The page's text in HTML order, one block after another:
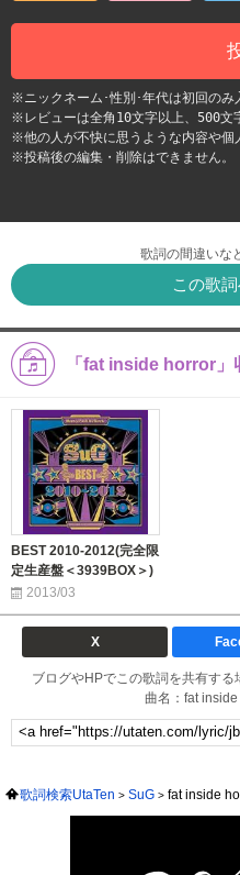
※ニックネーム･性別･年代は初回のみ
※レビューは全角10文字以上、500文
※他の人が不快に思うような内容や個
※投稿後の編集・削除はできません。
歌詞の間違いな
この歌
「fat inside horror」
BEST 2010-2012(完全限
定生産盤＜3939BOX＞)
2013/03
X
ブログやHPでこの歌詞を共有す
曲名：fat
歌詞検索UtaTen SuG fat inside